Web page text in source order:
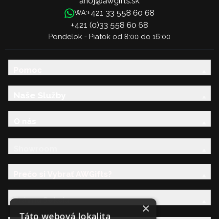
WA:+421 33 558 60 68
+421 (0)33 558 60 68
Pondelok - Piatok od 8:00 do 16:00
Právna Sekcia
×
Táto webová lokalita